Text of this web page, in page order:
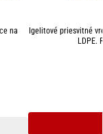
na
Igelitové priesvitné
LDPE.